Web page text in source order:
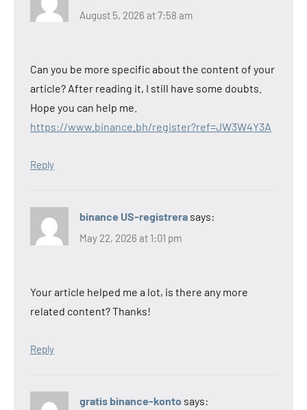
August 5, 2026 at 7:58 am
Can you be more specific about the content of your
article? After reading it, I still have some doubts.
Hope you can help me.
https://www.binance.bh/register?ref=JW3W4Y3A
Reply
binance US-registrera says:
May 22, 2026 at 1:01 pm
Your article helped me a lot, is there any more
related content? Thanks!
Reply
gratis binance-konto says: